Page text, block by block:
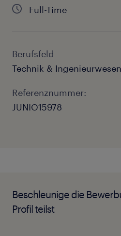
Full-Time
Berufsfeld
Technik & Ingenieurwesen
Referenznummer:
JUNIO15978
Beschleunige die
Profil teilst